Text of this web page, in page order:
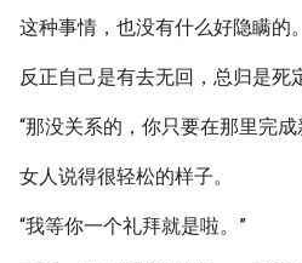
这种事情，也没有什么好隐瞒的。
反正自己是有去无回，总归是死
“那没关系的，你只要在那里完
女人说得很轻松的样子。
“我等你一个礼拜就是啦。”